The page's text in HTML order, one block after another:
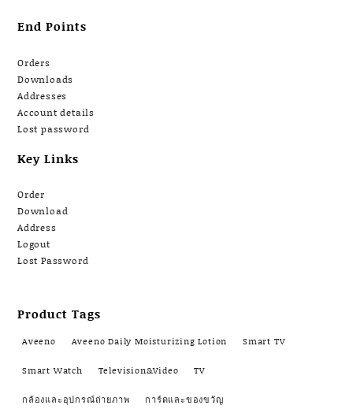
End Points
Orders
Downloads
Addresses
Account details
Lost password
Key Links
Order
Download
Address
Logout
Lost Password
Product Tags
Aveeno Aveeno Daily Moisturizing Lotion Smart TV
Smart Watch Television&Video TV
กล้องและอุปกรณ์ถ่ายภาพ การ์ดและของขวัญ